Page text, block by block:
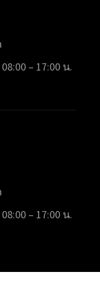
– 17:00 น.
– 17:00 น.